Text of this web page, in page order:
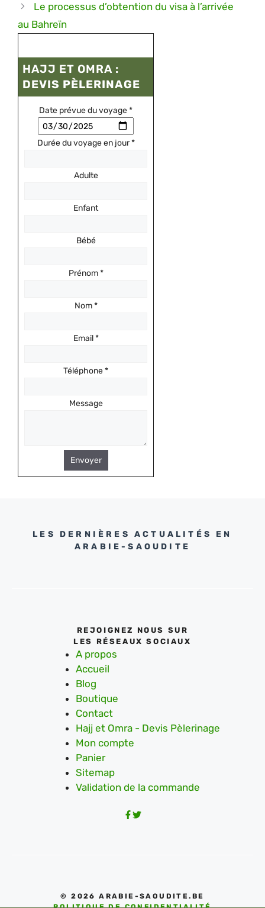
Le processus d’obtention du visa à l’arrivée
au Bahreïn
HAJJ ET OMRA :
DEVIS PÈLERINAGE
Date prévue du voyage*
Durée du voyage en jour*
Adulte
Enfant
Bébé
Prénom*
Nom*
Email*
Téléphone*
Message
Envoyer
LES DERNIÈRES ACTUALITÉS EN
ARABIE-SAOUDITE
REJOIGNEZ NOUS SUR
LES RÉSEAUX SOCIAUX
A propos
Accueil
Blog
Boutique
Contact
Hajj et Omra - Devis Pèlerinage
Mon compte
Panier
Sitemap
Validation de la commande
© 2026 ARABIE-SAOUDITE.BE